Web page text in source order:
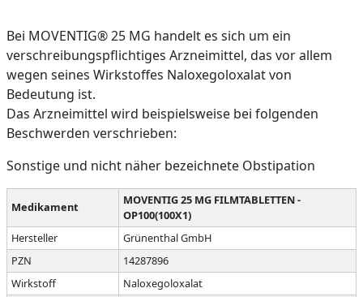
Bei MOVENTIG® 25 MG handelt es sich um ein
verschreibungspflichtiges Arzneimittel, das vor allem
wegen seines Wirkstoffes Naloxegoloxalat von
Bedeutung ist.
Das Arzneimittel wird beispielsweise bei folgenden
Beschwerden verschrieben:
Sonstige und nicht näher bezeichnete Obstipation
Medikament
MOVENTIG 25 MG FILMTABLETTEN -
OP100(100X1)
Hersteller
Grünenthal GmbH
PZN
14287896
Wirkstoff
Naloxegoloxalat